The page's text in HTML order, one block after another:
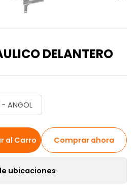
DELANTERO
- ANGOL
al Carro Comprar ahora
ubicaciones